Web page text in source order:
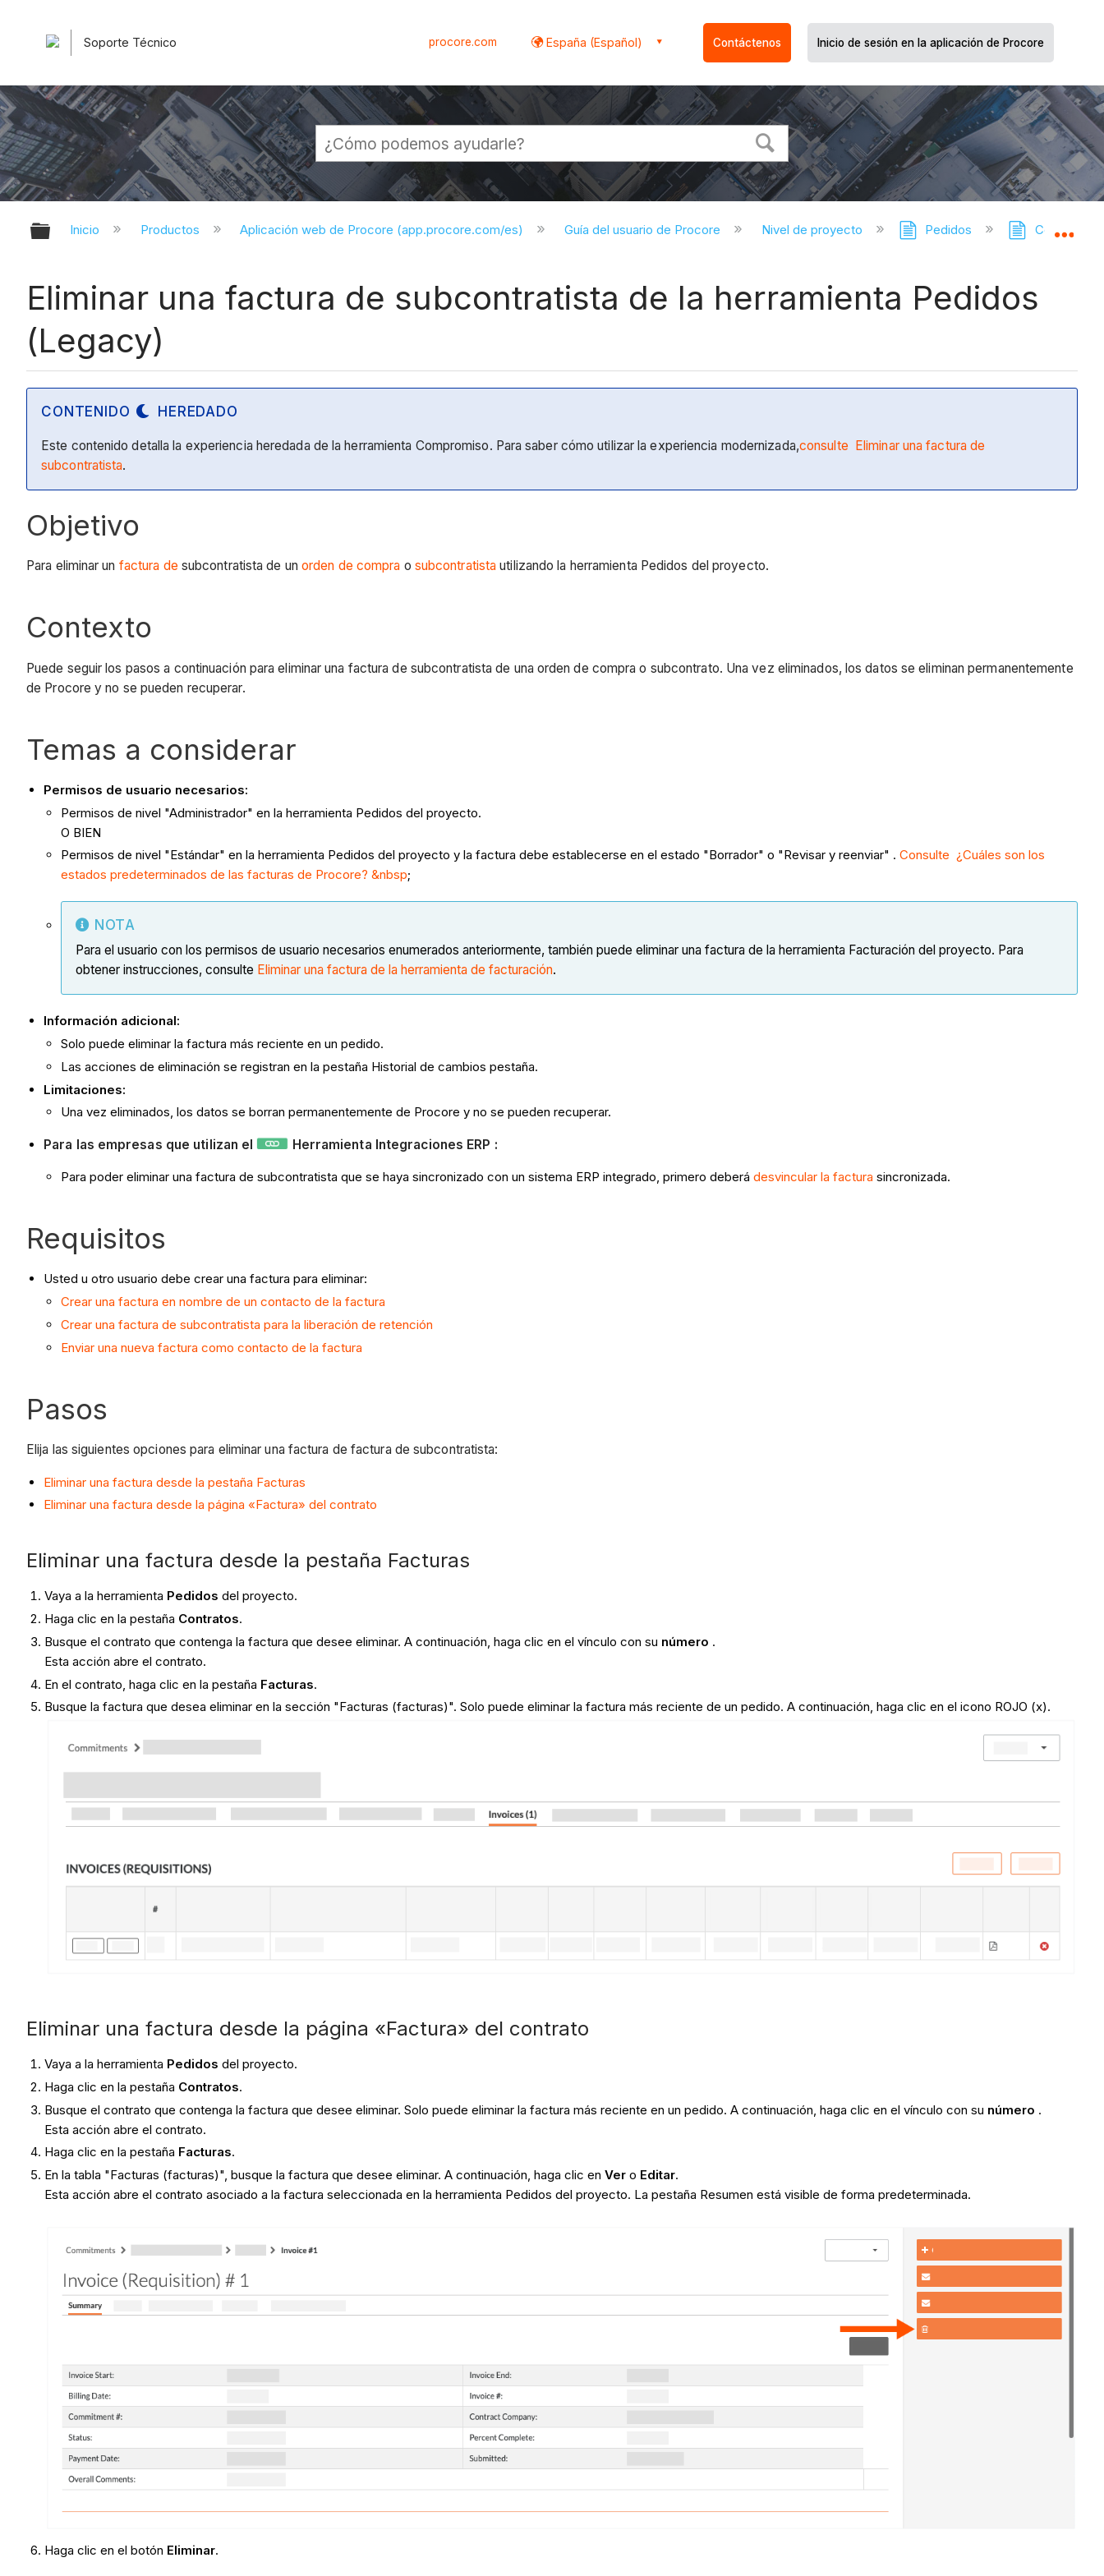
Soporte Técnico procore.com España (Español) Contáctenos Inicio de sesión en la aplicación de Procore
Expandir/contraer jerarquía global
Inicio Productos Aplicación web de Procore (app.procore.com/es) Guía del usuario de Procore Nivel de proyecto Pedidos
Eliminar una factura de subcontratista de la herramienta Pedidos
(Legacy)
CONTENIDO HEREDADO
Este contenido detalla la experiencia heredada de la herramienta Compromiso. Para saber cómo utilizar la experiencia modernizada,consulte Eliminar una factura de
subcontratista.
Objetivo
Para eliminar un factura de subcontratista de un orden de compra o subcontratista utilizando la herramienta Pedidos del proyecto.
Contexto
Puede seguir los pasos a continuación para eliminar una factura de subcontratista de una orden de compra o subcontrato. Una vez eliminados, los datos se eliminan permanentemente
de Procore y no se pueden recuperar.
Temas a considerar
Permisos de usuario necesarios:
Permisos de nivel "Administrador" en la herramienta Pedidos del proyecto.
O BIEN
Permisos de nivel "Estándar" en la herramienta Pedidos del proyecto y la factura debe establecerse en el estado "Borrador" o "Revisar y reenviar" . Consulte ¿Cuáles son los
estados predeterminados de las facturas de Procore? &nbsp;
NOTA
Para el usuario con los permisos de usuario necesarios enumerados anteriormente, también puede eliminar una factura de la herramienta Facturación del proyecto. Para
obtener instrucciones, consulte Eliminar una factura de la herramienta de facturación.
Información adicional:
Solo puede eliminar la factura más reciente en un pedido.
Las acciones de eliminación se registran en la pestaña Historial de cambios pestaña.
Limitaciones:
Una vez eliminados, los datos se borran permanentemente de Procore y no se pueden recuperar.
Para las empresas que utilizan el Herramienta Integraciones ERP :
Para poder eliminar una factura de subcontratista que se haya sincronizado con un sistema ERP integrado, primero deberá desvincular la factura sincronizada.
Requisitos
Usted u otro usuario debe crear una factura para eliminar:
Crear una factura en nombre de un contacto de la factura
Crear una factura de subcontratista para la liberación de retención
Enviar una nueva factura como contacto de la factura
Pasos
Elija las siguientes opciones para eliminar una factura de factura de subcontratista:
Eliminar una factura desde la pestaña Facturas
Eliminar una factura desde la página «Factura» del contrato
Eliminar una factura desde la pestaña Facturas
Vaya a la herramienta Pedidos del proyecto.
Haga clic en la pestaña Contratos.
Busque el contrato que contenga la factura que desee eliminar. A continuación, haga clic en el vínculo con su número .
Esta acción abre el contrato.
En el contrato, haga clic en la pestaña Facturas.
Busque la factura que desea eliminar en la sección "Facturas (facturas)". Solo puede eliminar la factura más reciente de un pedido. A continuación, haga clic en el icono ROJO (x).
Eliminar una factura desde la página «Factura» del contrato
Vaya a la herramienta Pedidos del proyecto.
Haga clic en la pestaña Contratos.
Busque el contrato que contenga la factura que desee eliminar. Solo puede eliminar la factura más reciente en un pedido. A continuación, haga clic en el vínculo con su número .
Esta acción abre el contrato.
Haga clic en la pestaña Facturas.
En la tabla "Facturas (facturas)", busque la factura que desee eliminar. A continuación, haga clic enVer o Editar.
Esta acción abre el contrato asociado a la factura seleccionada en la herramienta Pedidos del proyecto. La pestaña Resumen está visible de forma predeterminada.
Haga clic en el botón Eliminar.